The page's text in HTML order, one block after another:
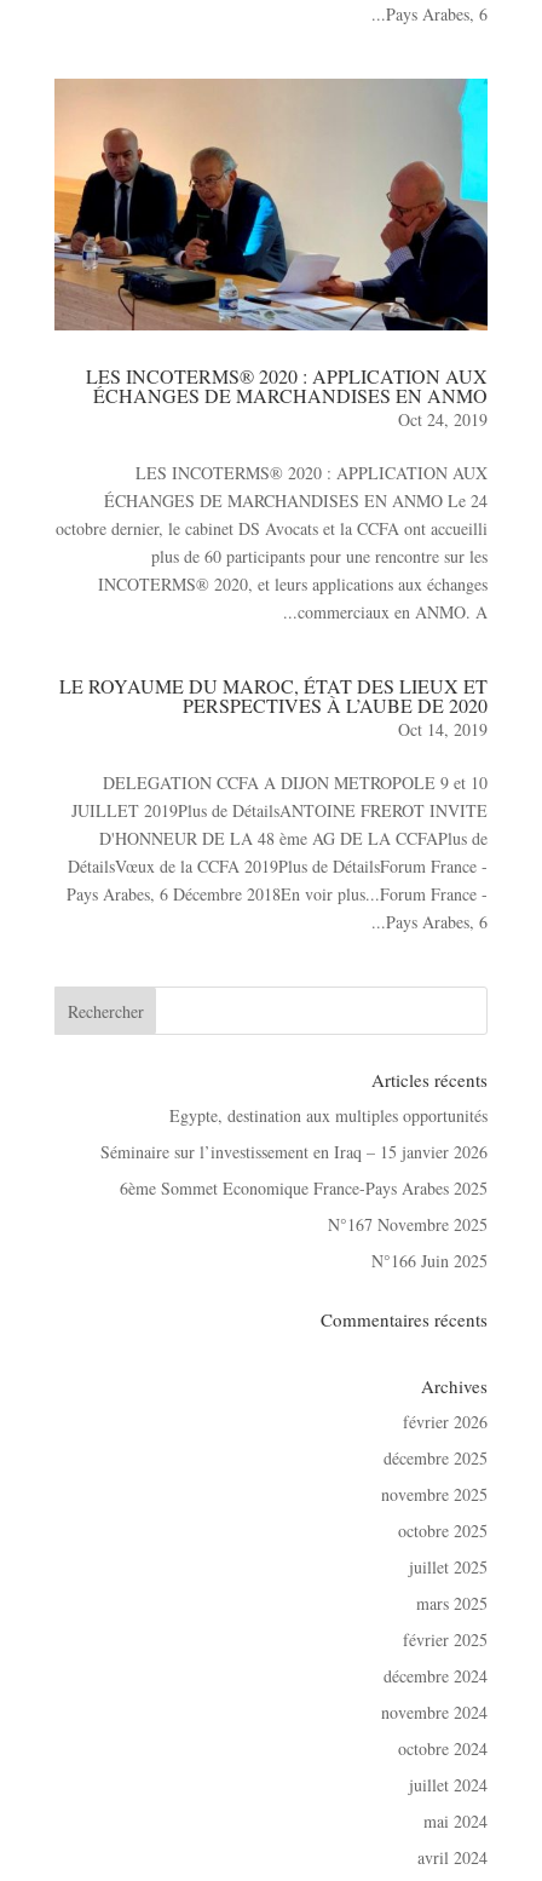
Pays Arabes, 6...
LES INCOTERMS® 2020 : APPLICATION AUX
ÉCHANGES DE MARCHANDISES EN ANMO
Oct 24, 2019
LES INCOTERMS® 2020 : APPLICATION AUX
ÉCHANGES DE MARCHANDISES EN ANMO Le 24
octobre dernier, le cabinet DS Avocats et la CCFA ont accueilli
plus de 60 participants pour une rencontre sur les
INCOTERMS® 2020, et leurs applications aux échanges
commerciaux en ANMO. A...
LE ROYAUME DU MAROC, ÉTAT DES LIEUX ET
PERSPECTIVES À L’AUBE DE 2020
Oct 14, 2019
DELEGATION CCFA A DIJON METROPOLE 9 et 10
JUILLET 2019Plus de DétailsANTOINE FREROT INVITE
D'HONNEUR DE LA 48 ème AG DE LA CCFAPlus de
DétailsVœux de la CCFA 2019Plus de DétailsForum France -
Pays Arabes, 6 Décembre 2018En voir plus...Forum France -
Pays Arabes, 6...
Articles récents
Egypte, destination aux multiples opportunités
Séminaire sur l’investissement en Iraq – 15 janvier 2026
6ème Sommet Economique France-Pays Arabes 2025
N°167 Novembre 2025
N°166 Juin 2025
Commentaires récents
Archives
février 2026
décembre 2025
novembre 2025
octobre 2025
juillet 2025
mars 2025
février 2025
décembre 2024
novembre 2024
octobre 2024
juillet 2024
mai 2024
avril 2024